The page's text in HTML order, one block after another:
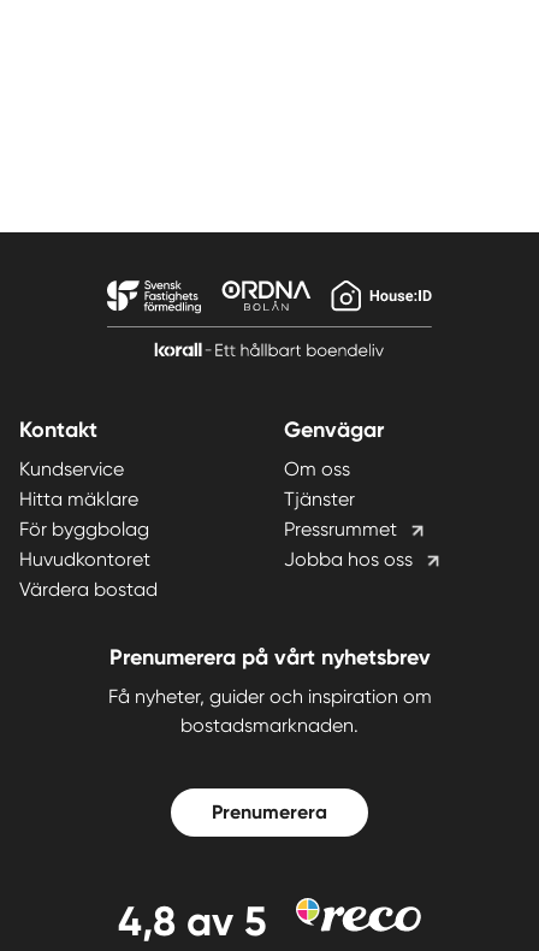
Kontakt
Kundservice
Hitta mäklare
För byggbolag
Huvudkontoret
Värdera bostad
Genvägar
Om oss
Tjänster
Pressrummet
Jobba hos oss
Prenumerera på vårt nyhetsbrev
Få nyheter, guider och inspiration om
bostadsmarknaden.
Prenumerera
4,8 av 5